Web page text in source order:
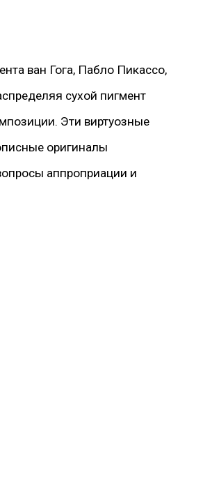
ван Гога, Пабло Пикассо,
сухой пигмент
Эти виртуозные
оригиналы
аппроприации и